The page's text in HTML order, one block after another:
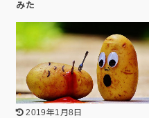
みた
2019年1月8日